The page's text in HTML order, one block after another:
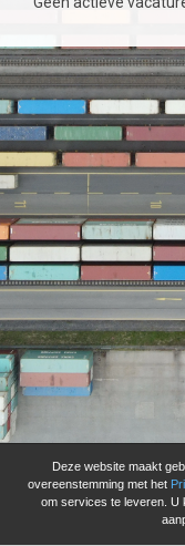
Deze website maakt
overeenstemming met het
om services te leveren. U